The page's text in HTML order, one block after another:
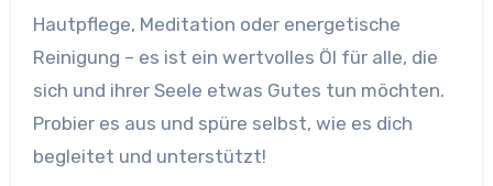
Hautpflege, Meditation oder energetische
Reinigung – es ist ein wertvolles Öl für alle, die
sich und ihrer Seele etwas Gutes tun möchten.
Probier es aus und spüre selbst, wie es dich
begleitet und unterstützt!